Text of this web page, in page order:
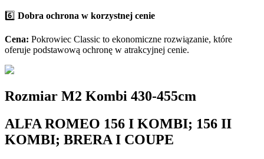
6️⃣ Dobra ochrona w korzystnej cenie
Cena: Pokrowiec Classic to ekonomiczne rozwiązanie, które
oferuje podstawową ochronę w atrakcyjnej cenie.
Rozmiar M2 Kombi 430-455cm
ALFA ROMEO 156 I KOMBI; 156 II
KOMBI; BRERA I COUPE